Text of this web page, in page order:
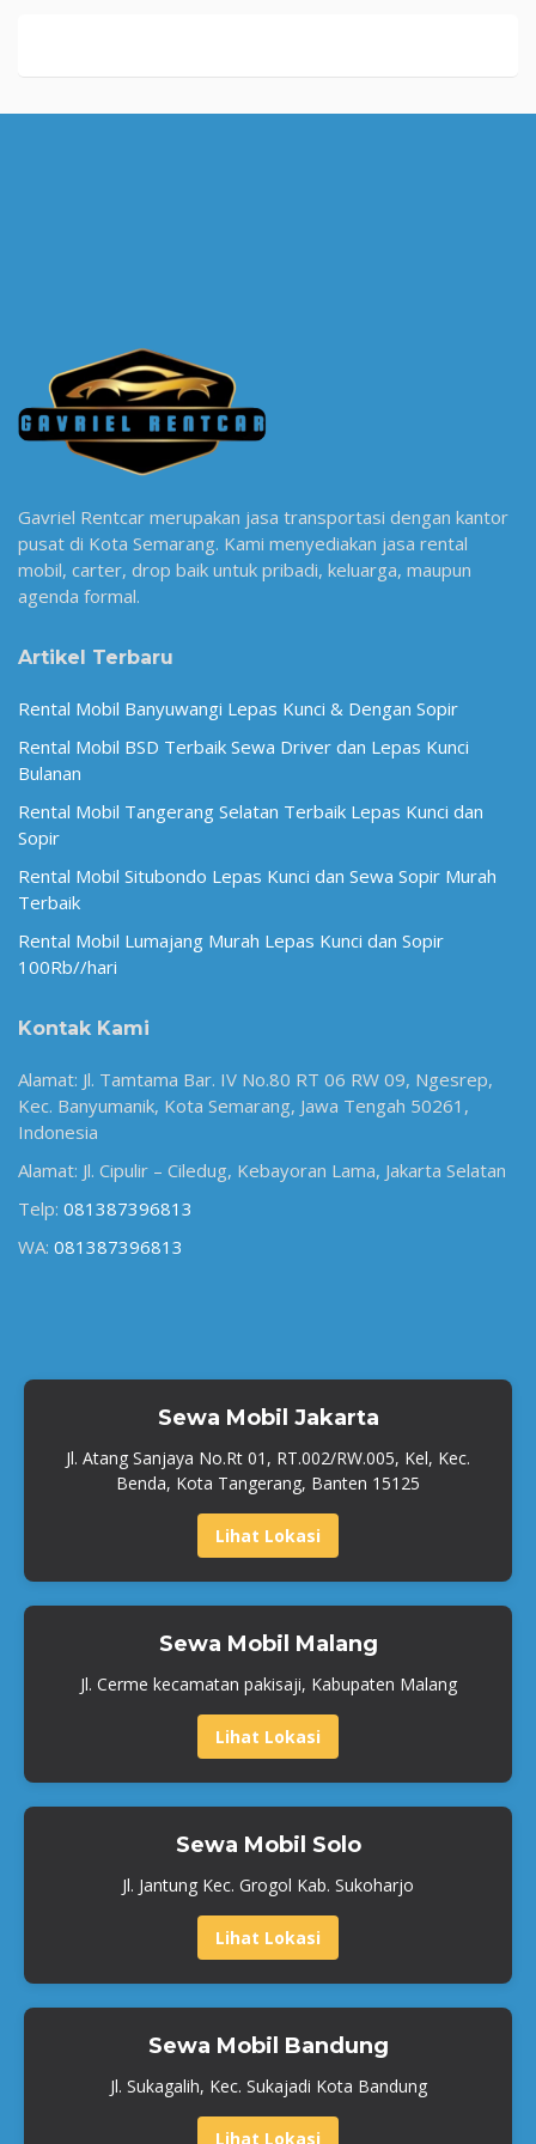
Gavriel Rentcar merupakan jasa transportasi dengan kantor
pusat di Kota Semarang. Kami menyediakan jasa rental
mobil, carter, drop baik untuk pribadi, keluarga, maupun
agenda formal.
Artikel Terbaru
Rental Mobil Banyuwangi Lepas Kunci & Dengan Sopir
Rental Mobil BSD Terbaik Sewa Driver dan Lepas Kunci
Bulanan
Rental Mobil Tangerang Selatan Terbaik Lepas Kunci dan
Sopir
Rental Mobil Situbondo Lepas Kunci dan Sewa Sopir Murah
Terbaik
Rental Mobil Lumajang Murah Lepas Kunci dan Sopir
100Rb//hari
Kontak Kami
Alamat: Jl. Tamtama Bar. IV No.80 RT 06 RW 09, Ngesrep,
Kec. Banyumanik, Kota Semarang, Jawa Tengah 50261,
Indonesia
Alamat: Jl. Cipulir – Ciledug, Kebayoran Lama, Jakarta Selatan
Telp: 081387396813
WA: 081387396813
Sewa Mobil Jakarta
Jl. Atang Sanjaya No.Rt 01, RT.002/RW.005, Kel, Kec.
Benda, Kota Tangerang, Banten 15125
Lihat Lokasi
Sewa Mobil Malang
Jl. Cerme kecamatan pakisaji, Kabupaten Malang
Lihat Lokasi
Sewa Mobil Solo
Jl. Jantung Kec. Grogol Kab. Sukoharjo
Lihat Lokasi
Sewa Mobil Bandung
Jl. Sukagalih, Kec. Sukajadi Kota Bandung
Lihat Lokasi